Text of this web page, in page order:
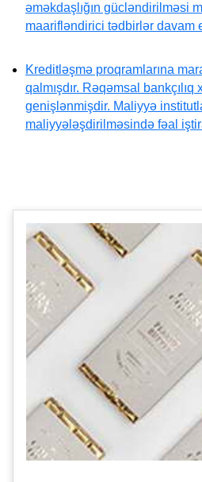
əməkdaşlığın gücləndirilməsi
maarifləndirici tədbirlər davam
Kreditləşmə proqramlarına
qalmışdır. Rəqəmsal
genişlənmişdir. Maliyyə
maliyyələşdirilməsində fəal